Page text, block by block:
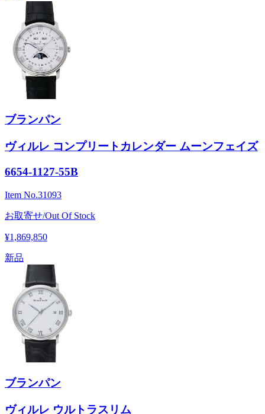
ブランパン
ヴィルレ コンプリートカレンダー ムーンフェイズ
6654-1127-55B
Item No.31093
お取寄せ/Out Of Stock
¥1,869,850
新品
ブランパン
ヴィルレ ウルトラスリム